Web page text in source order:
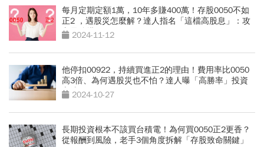
每月定期定額1萬，10年多賺400萬！存股0050不如
正2 ，遇股災怎麼解？達人指名「這檔高股息」：攻
守最強搭配
2024-11-12
他停扣00922，持續買進正2的理由！費用率比0050
高3倍、為何遇股災也不怕？達人曝「高勝率」投資
心法2024-10-27
長期投資根本不該買台積電！為何買0050正2更香？
從報酬到風險，老手3個角度拆解「存股致命關鍵」